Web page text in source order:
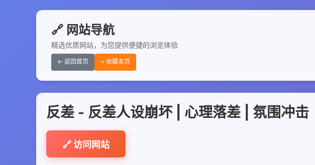
🔗 网站导航
精选优质网站，为您提供便捷的浏览体验
← 返回首页 ⭐ 收藏本页
反差 - 反差人设崩坏 | 心理落差 | 氛围冲击
🔗 访问网站